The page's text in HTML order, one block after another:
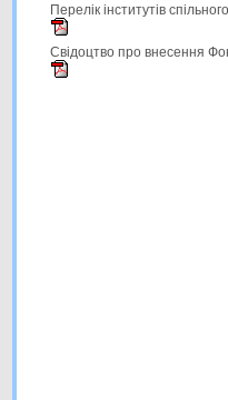
Перелік інститутів
Свідоцтво про внесення